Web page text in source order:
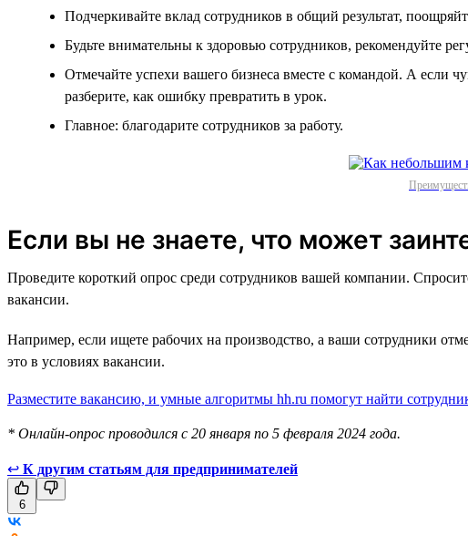
Подчеркивайте вклад сотрудников в общий результат,
Будьте внимательны к здоровью сотрудников, рекомендуйте
Отмечайте успехи вашего бизнеса вместе с командой. А если
разберите, как ошибку превратить в урок.
Главное: благодарите сотрудников за работу.
Если вы не знаете, что может
Проведите короткий опрос среди сотрудников вашей компании.
вакансии.
Например, если ищете рабочих на производство, а ваши сотрудники
это в условиях вакансии.
Разместите вакансию, и умные алгоритмы hh.ru помогут найти
* Онлайн-опрос проводился с 20 января по 5 февраля 2024 года.
↩ К другим статьям для предпринимателей
6